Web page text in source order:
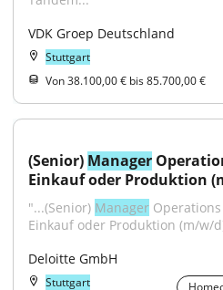
VDK Groep Deutschland
Stuttgart
Von 38.100,00 € bis 85.700,00 €
(Senior) Manager
Einkauf oder Produktion
"...(Senior) Manager
Einkauf oder Produktion (m/w/
Deloitte GmbH
Stuttgart